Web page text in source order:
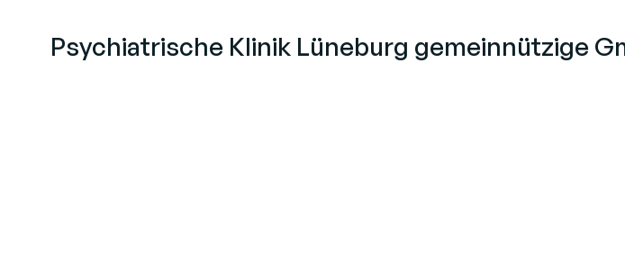
Psychiatrische Klinik Lüneburg gemeinnützige